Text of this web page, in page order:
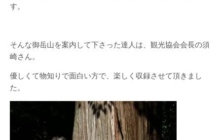
す。
そんな御岳山を案内して下さった達人は、観光協会会長の須
崎さん。
優しくて物知りで面白い方で、楽しく収録させて頂きまし
た。